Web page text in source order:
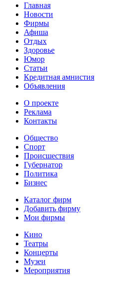
Главная
Новости
Фирмы
Афиша
Отдых
Здоровье
Юмор
Статьи
Кредитная амнистия
Объявления
О проекте
Реклама
Контакты
Общество
Спорт
Происшествия
Губернатор
Политика
Бизнес
Каталог фирм
Добавить фирму
Мои фирмы
Кино
Театры
Концерты
Музеи
Мероприятия